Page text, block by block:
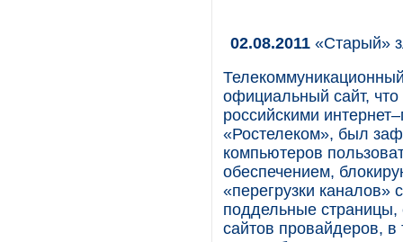
02.08.2011 «Старый»
официальный сайт, что
российскими
«Ростелеком», был
компьютеров
обеспечением,
«перегрузки
поддельные
сайтов провайдеров,